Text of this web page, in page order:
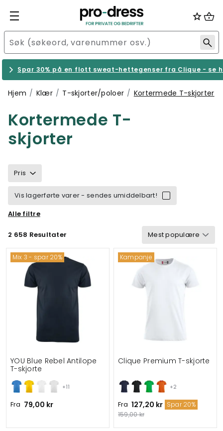
Spar 30% på en flott sweat-hettegenser fra Clique - se
Hjem Klær T-skjorter/poloer Kortermede T-skjorter
Kortermede T-
skjorter
Pris
Vis lagerførte varer - sendes umiddelbart!
Størrelse
Bærekraftighet
Sertifisering Vind & vanntett Gramvekt
Funksjonalitet Detaljer Velegnet til
Alle filtre
2 658 Resultater
Mix 3 - spar 20%
+11
YOU Blue Rebel Antilope
T-skjorte
Fra 79,00 kr
Kampanje
+2
Clique Premium T-skjorte
Fra 127,20 kr Spar 20%
159,00 kr